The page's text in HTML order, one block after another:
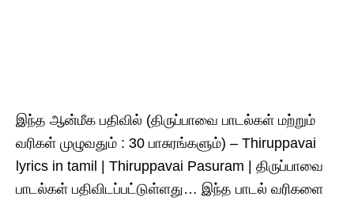
இந்த ஆன்மீக பதிவில் (திருப்பாவை பாடல்கள் மற்றும்
வரிகள் முழுவதும் : 30 பாசுரங்களும்) – Thiruppavai
lyrics in tamil | Thiruppavai Pasuram | திருப்பாவை
பாடல்கள் பதிவிடப்பட்டுள்ளது… இந்த பாடல் வரிகளை